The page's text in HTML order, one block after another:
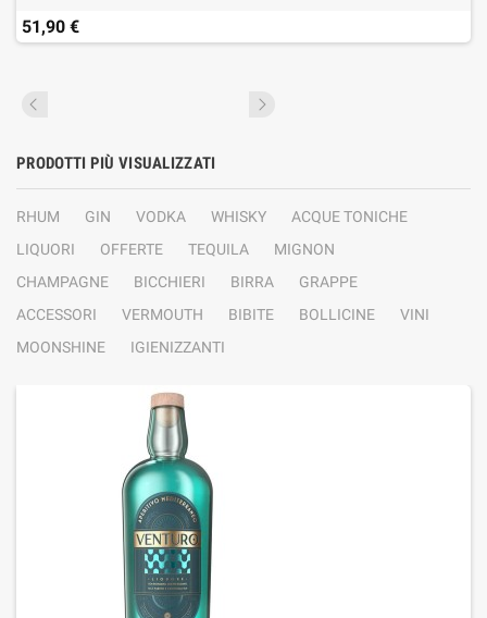
51,90 €
PRODOTTI PIÙ VISUALIZZATI
RHUM GIN VODKA WHISKY
ACQUE TONICHE
LIQUORI
OFFERTE TEQUILA
MIGNON
CHAMPAGNE
BICCHIERI BIRRA
GRAPPE
ACCESSORI
VERMOUTH BIBITE BOLLICINE
VINI
MOONSHINE
IGIENIZZANTI